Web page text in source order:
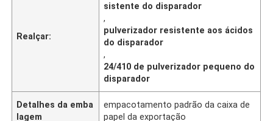
Realçar:
sistente do disparador
,
pulverizador resistente aos ácidos
do disparador
,
24/410 de pulverizador pequeno do
disparador
Detalhes da emba
lagem
empacotamento padrão da caixa de
papel da exportação